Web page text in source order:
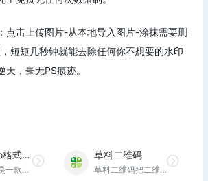
点击上传图片-从本地导入图片-涂抹需要删
短短几秒钟就能去除任何你不想要的水印
，毫无PS痕迹。
Convertio格式转换
Convertio是一款万能文件格式转换的免费在线工具。支持超过309种不同的文档、图像、电子表格、电子书、存档、演示、音频和视频格式。
草料二维码
草料二维码把二维码技术变成简单实用的产品，让每个人都可以快速复用成功案例经验，自由组合内容展示、表单、批量、数据统计、美化和标签排版等功能，免费制作出能高效解决业务问题的二维码